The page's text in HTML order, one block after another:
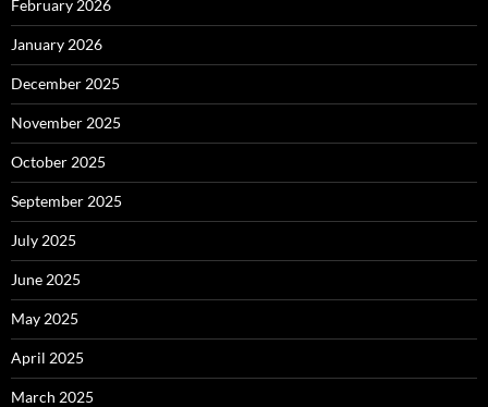
February 2026
January 2026
December 2025
November 2025
October 2025
September 2025
July 2025
June 2025
May 2025
April 2025
March 2025